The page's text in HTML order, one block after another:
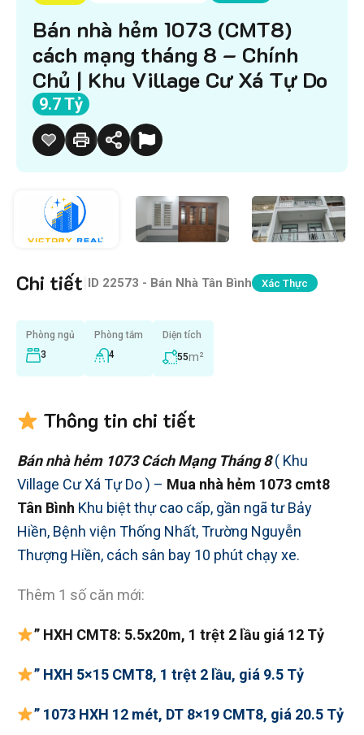
Bán nhà hẻm 1073 (CMT8)
cách mạng tháng 8 – Chính
Chủ | Khu Village Cư Xá Tự Do
9.7 Tỷ
Chi tiết ID 22573 - Bán Nhà Tân Bình Xác Thực
Phòng ngủ
3
Phòng tắm
4
Diện tích
55m²
Thông tin chi tiết
Bán nhà hẻm 1073 Cách Mạng Tháng 8( Khu
Village Cư Xá Tự Do ) – Mua nhà hẻm 1073 cmt8
Tân Bình Khu biệt thự cao cấp, gần ngã tư Bảy
Hiền, Bệnh viện Thống Nhất, Trường Nguyễn
Thượng Hiền, cách sân bay 10 phút chạy xe.
Thêm 1 số căn mới:
” HXH CMT8: 5.5x20m, 1 trệt 2 lầu giá 12 Tỷ
” HXH 5×15 CMT8, 1 trệt 2 lầu, giá 9.5 Tỷ
” 1073 HXH 12 mét, DT 8×19 CMT8, giá 20.5 Tỷ